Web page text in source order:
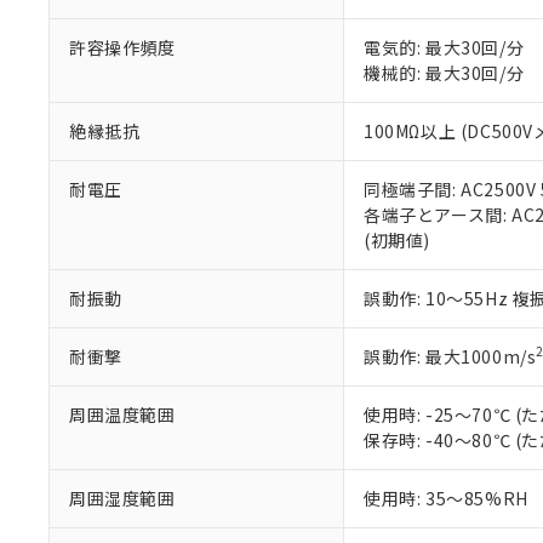
許容操作頻度
電気的: 最大30回/分
機械的: 最大30回/分
絶縁抵抗 100MΩ以上 (DC500V
耐電圧
同極端子間:
各端子とアース間:
(初期値)
耐振動 誤動作: 10～55Hz 複
耐衝撃 誤動作: 最大1000m/s2
周囲温度範囲
使用時: -25～70℃ (た
保存時: -40～80℃ (た
周囲湿度範囲 使用時: 35～85%RH
在庫状況お
す。
マイパーツ
ている必要
お客様が当
が、当社の
さい。
部品在庫の切り替
※3 非含有証明
下記の非含有証明
EU RoHS指令（
51物質の非含有証
※本証明書は発行
混在することから
既に当社にて対応
り割愛しておりま
※2 環境保護使
「ｅ」：有害物
味します。
「－」：未確認で
また当社は
たしません。
－
在庫な
機器販